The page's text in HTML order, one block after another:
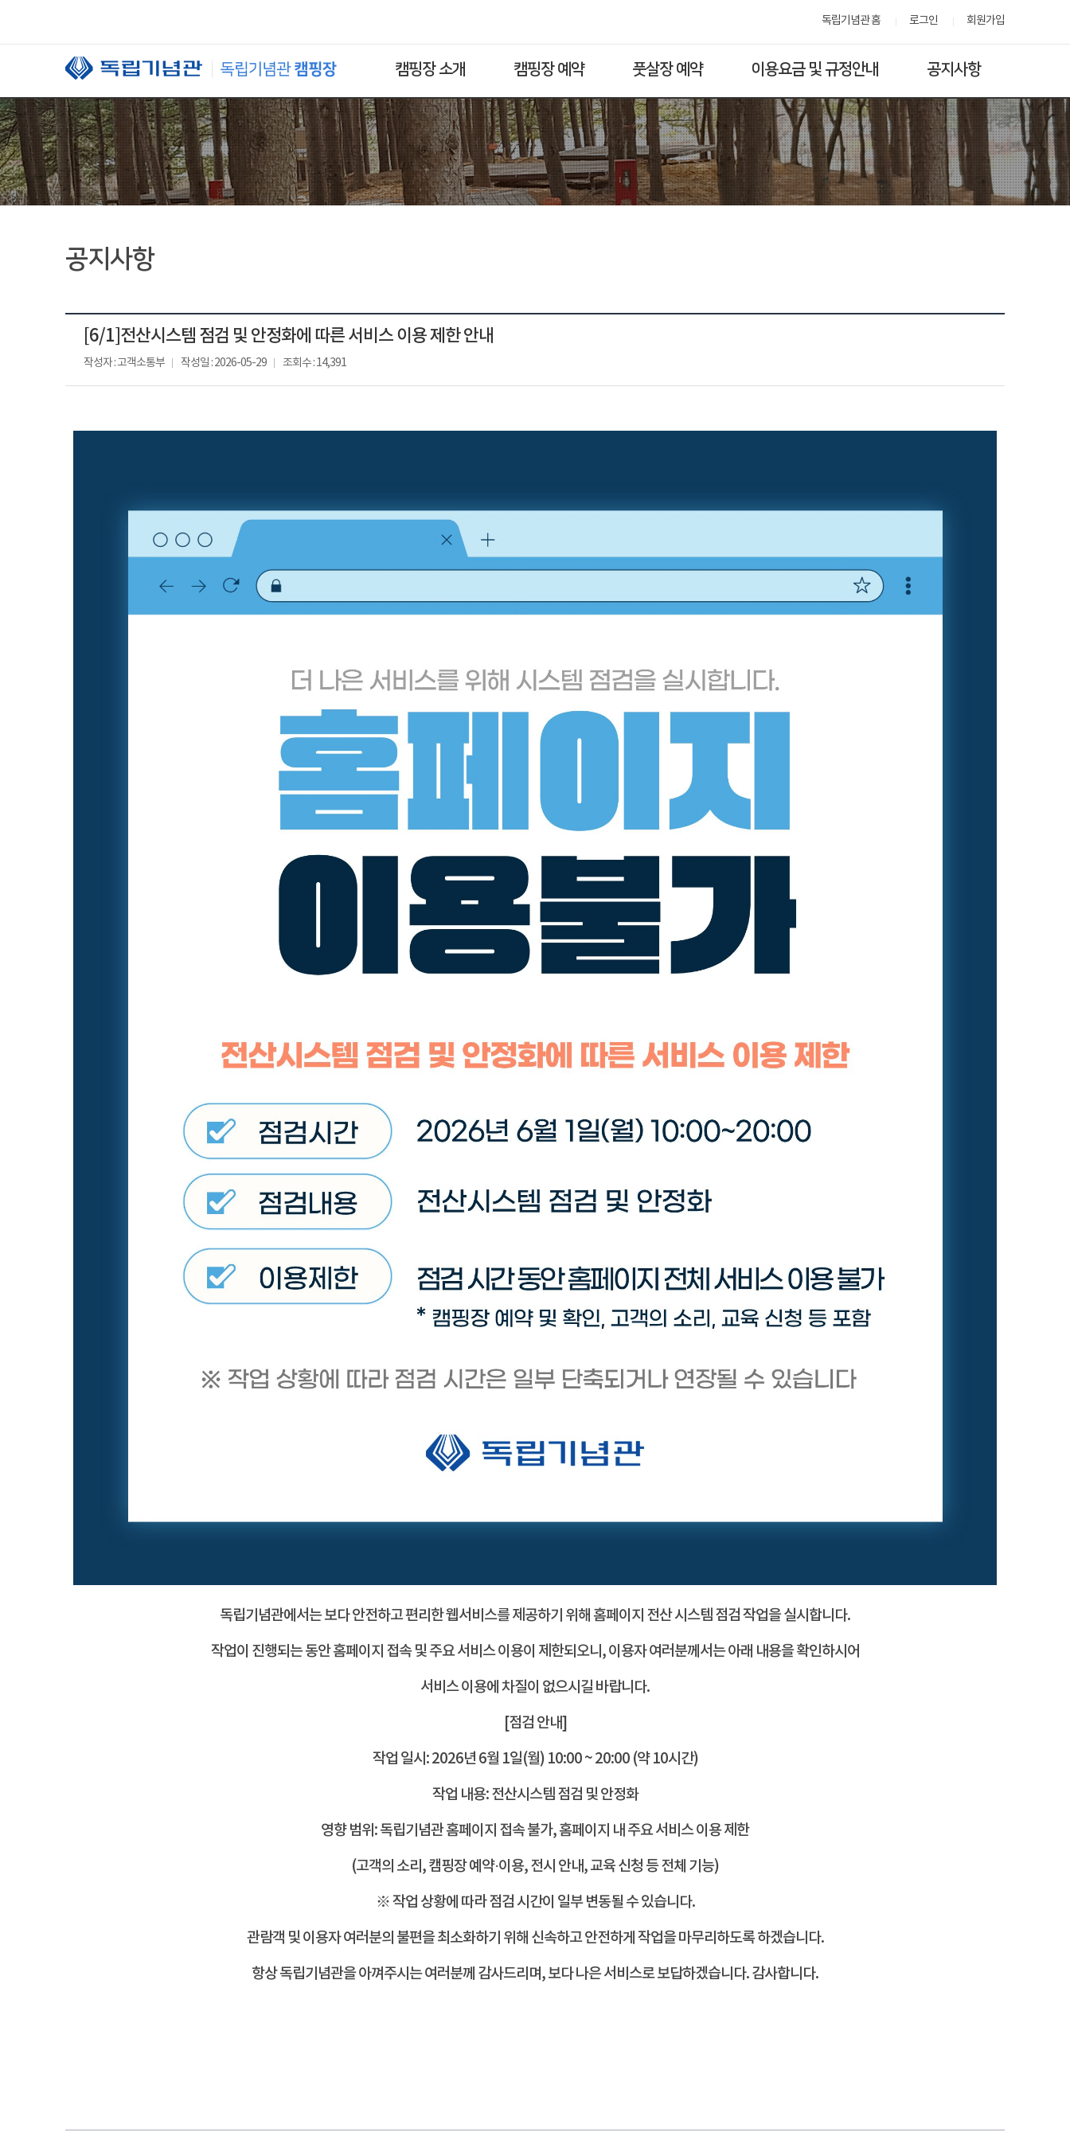
독립기념관 홈 로그인 회원가입
캠핑장 소개 캠핑장 예약 풋살장 예약 이용요금 및 규정안내 공지사항
공지사항
[6/1]전산시스템 점검 및 안정화에 따른 서비스 이용 제한 안내
작성자 : 고객소통부 작성일 : 2026-05-29 조회수 : 14,391
독립기념관에서는 보다 안전하고 편리한 웹서비스를 제공하기 위해 홈페이지 전산 시스템 점검 작업을 실시합니다.
작업이 진행되는 동안 홈페이지 접속 및 주요 서비스 이용이 제한되오니, 이용자 여러분께서는 아래 내용을 확인하시어
서비스 이용에 차질이 없으시길 바랍니다.
[점검 안내]
작업 일시: 2026년 6월 1일(월) 10:00 ~ 20:00 (약 10시간)
작업 내용: 전산시스템 점검 및 안정화
영향 범위: 독립기념관 홈페이지 접속 불가, 홈페이지 내 주요 서비스 이용 제한
(고객의 소리, 캠핑장 예약·이용, 전시 안내, 교육 신청 등 전체 기능)
※ 작업 상황에 따라 점검 시간이 일부 변동될 수 있습니다.
관람객 및 이용자 여러분의 불편을 최소화하기 위해 신속하고안전하게 작업을 마무리하도록 하겠습니다.
항상 독립기념관을 아껴주시는 여러분께 감사드리며, 보다 나은 서비스로 보답하겠습니다. 감사합니다.